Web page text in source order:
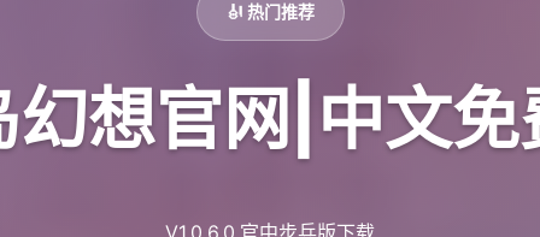
🎻 热门推荐
幻想官网|中文免
V1.0.6.0,官中步兵版下载